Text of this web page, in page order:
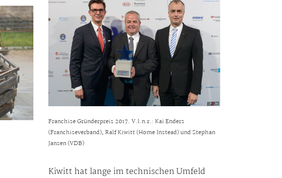
Franchise Gründerpreis 2017. V.l.n.r.: Kai Enders
(Franchiseverband), Ralf Kiwitt (Home Instead) und Stephan
Jansen (VDB)
Kiwitt hat lange im technischen Umfeld